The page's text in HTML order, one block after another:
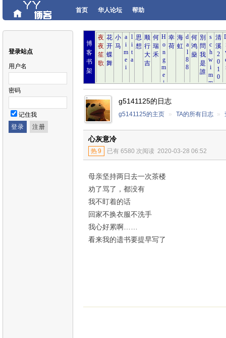
首页 华人论坛 帮助
登录站点
用户名
密码
记住我
博
客
书
架
g5141125的日志
g5141125的主页 » TA的所有日志 »
心灰意冷
热9 已有 6580 次阅读 2020-03-28 06:52
母亲坚持两日去一次茶楼
劝了骂了，都没有
我不盯着的话
回家不换衣服不洗手
我心好累啊……
看来我的遗书要提早写了